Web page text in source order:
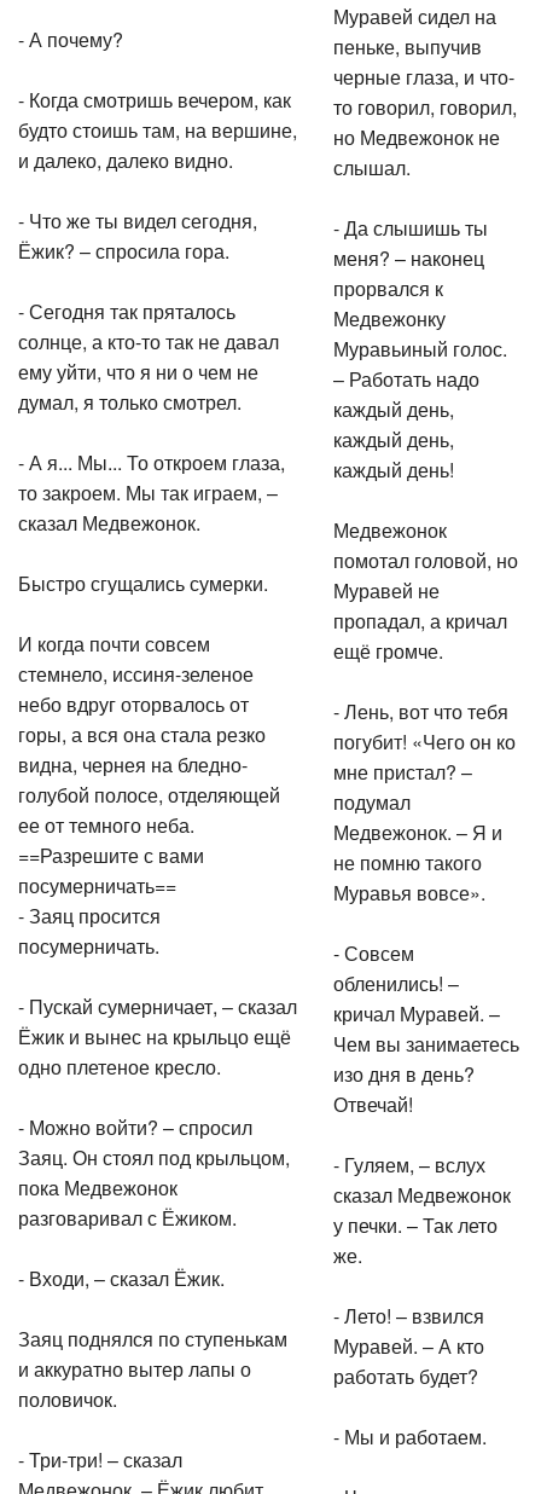
- А почему?
- Когда смотришь вечером, как
будто стоишь там, на вершине,
и далеко, далеко видно.
- Что же ты видел сегодня,
Ёжик? – спросила гора.
- Сегодня так пряталось
солнце, а кто-то так не давал
ему уйти, что я ни о чем не
думал, я только смотрел.
- А я... Мы... То откроем глаза,
то закроем. Мы так играем, –
сказал Медвежонок.
Быстро сгущались сумерки.
И когда почти совсем
стемнело, иссиня-зеленое
небо вдруг оторвалось от
горы, а вся она стала резко
видна, чернея на бледно-
голубой полосе, отделяющей
ее от темного неба.
==Разрешите с вами
посумерничать==
- Заяц просится
посумерничать.
- Пускай сумерничает, – сказал
Ёжик и вынес на крыльцо ещё
одно плетеное кресло.
- Можно войти? – спросил
Заяц. Он стоял под крыльцом,
пока Медвежонок
разговаривал с Ёжиком.
- Входи, – сказал Ёжик.
Заяц поднялся по ступенькам
и аккуратно вытер лапы о
половичок.
- Три-три! – сказал
Муравей сидел на
пеньке, выпучив
черные глаза, и что-
то говорил, говорил,
но Медвежонок не
слышал.
- Да слышишь ты
меня? – наконец
прорвался к
Медвежонку
Муравьиный голос.
– Работать надо
каждый день,
каждый день,
каждый день!
Медвежонок
помотал головой, но
Муравей не
пропадал, а кричал
ещё громче.
- Лень, вот что тебя
погубит! «Чего он ко
мне пристал? –
подумал
Медвежонок. – Я и
не помню такого
Муравья вовсе».
- Совсем
обленились! –
кричал Муравей. –
Чем вы занимаетесь
изо дня в день?
Отвечай!
- Гуляем, – вслух
сказал Медвежонок
у печки. – Так лето
же.
- Лето! – взвился
Муравей. – А кто
работать будет?
- Мы и работаем.